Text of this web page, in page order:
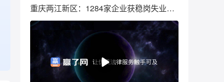
重庆两江新区：1284家企业获稳岗失业保险返还资金590万元